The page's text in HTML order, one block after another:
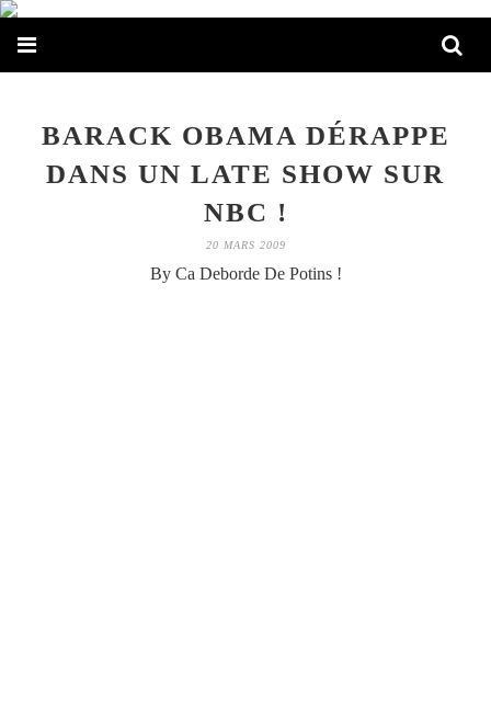
BARACK OBAMA DÉRAPPE
DANS UN LATE SHOW SUR
NBC !
20 MARS 2009
By Ca Deborde De Potins !